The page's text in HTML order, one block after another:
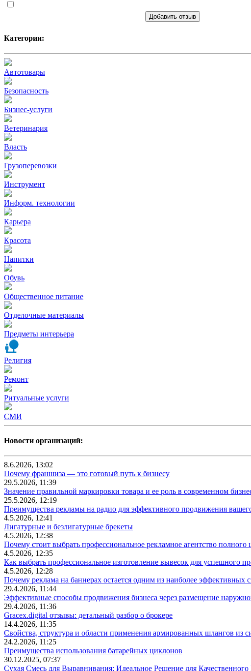
Добавить отзыв
Категории:
Автотовары
Безопасность
Бизнес-услуги
Ветеринария
Власть
Грузоперевозки
Инструмент
Информ. технологии
Карьера
Красота
Напитки
Обувь
Общественное питание
Отделочные материалы
Предметы интерьера
Религия
Ремонт
Ритуальные услуги
СМИ
Новости организаций:
8.6.2026, 13:02
Почему франшиза — это готовый путь к бизнесу
29.5.2026, 11:39
Значение правильной маркировки товара и ее роль в современном
25.5.2026, 12:19
Преимущества рекламы на радио для эффективного продвижения
4.5.2026, 12:41
Лигатурные и безлигатурные брекеты
4.5.2026, 12:38
Почему стоит выбрать профессиональное рекламное агентство
4.5.2026, 12:35
Как выбрать профессиональное изготовление вывесок для успешного
4.5.2026, 12:28
Почему реклама на баннерах остается одним из наиболее эффективных
29.4.2026, 11:44
Эффективные способы продвижения бизнеса через размещение
29.4.2026, 11:36
Gracex.digital отзывы: детальный разбор о брокере
14.4.2026, 11:35
Свойства, структура и области применения армированных шлангов из
24.2.2026, 11:25
Преимущества использования батарейных циклонов
30.12.2025, 07:37
Сухая Смесь для Выравнивания: Идеальное Решение для Качественного